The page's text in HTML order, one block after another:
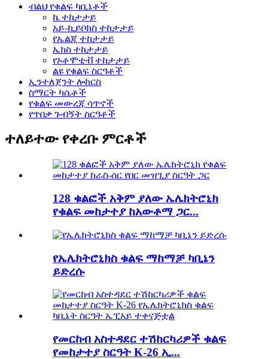
ብልህ የቁልፍ ካቢኔቶች
ኬ ተከታታይ
አይ-ኪይቦክስ ተከታታይ
የኤልጂ ተከታታይ
ኤክስ ተከታታይ
የኦቶሞቲቭ ተከታታይ
ልዩ የቁልፍ ስርዓቶች
ኢንተለጀንት ሎከርስ
ስማርት ካሴቶች
የቁልፍ መውረጃ ሳጥኖች
የጥበቃ ጉብኝት ስርዓቶች
ተለይተው የቀረቡ ምርቶች
128 ቁልፎች አቅም ያለው ኤሌክትሮኒክ
የቁልፍ መከታተያ ከአውቶማ ጋር...
የኤሌክትሮኒክስ ቁልፍ ማከማቻ ካቢኔን
ይድረሱ
የመርከብ አስተዳደር ተሽከርካሪዎች ቁልፍ
የመከታተያ ስርዓት K-26 ኢ...